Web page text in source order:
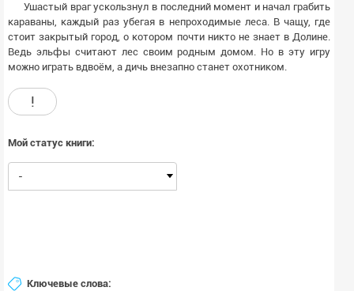
Ушастый враг ускользнул в последний момент и начал грабить
караваны, каждый раз убегая в непроходимые леса. В чащу, где
стоит закрытый город, о котором почти никто не знает в Долине.
Ведь эльфы считают лес своим родным домом. Но в эту игру
можно играть вдвоём, а дичь внезапно станет охотником.
!
Мой статус книги:
-
Ключевые слова: